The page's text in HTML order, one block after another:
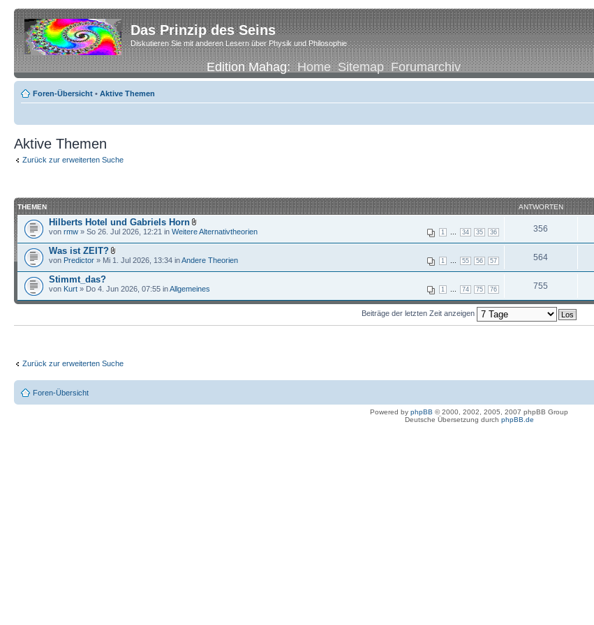
Das Prinzip des Seins
Diskutieren Sie mit anderen Lesern über Physik und Philosophie
Edition Mahag:Home Sitemap Forumarchiv
Foren-Übersicht • Aktive Themen
Aktive Themen
Zurück zur erweiterten Suche
THEMEN ANTWORTEN
Hilberts Hotel und Gabriels Horn
1 34 35 36
von rmw » So 26. Jul 2026, 12:21 in Weitere Alternativtheorien 356
Was ist ZEIT?
1 55 56 57
von Predictor » Mi 1. Jul 2026, 13:34 inAndere Theorien 564
Stimmt_das?
1 74 75 76
von Kurt » Do 4. Jun 2026, 07:55 inAllgemeines 755
Beiträge der letzten Zeit anzeigen
Zurück zur erweiterten Suche
Foren-Übersicht
Powered by phpBB © 2000, 2002, 2005, 2007 phpBB Group
Deutsche Übersetzung durch phpBB.de